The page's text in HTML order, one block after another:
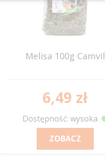
Melisa 100g Camvil
6,49 zł
Dostępność: wysoka
ZOBACZ